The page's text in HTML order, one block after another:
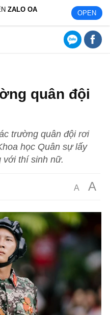
ZALO OA OPEN
quân đội
trường quân đội rơi
học Quân sự lấy
với thí sinh nữ.
A A